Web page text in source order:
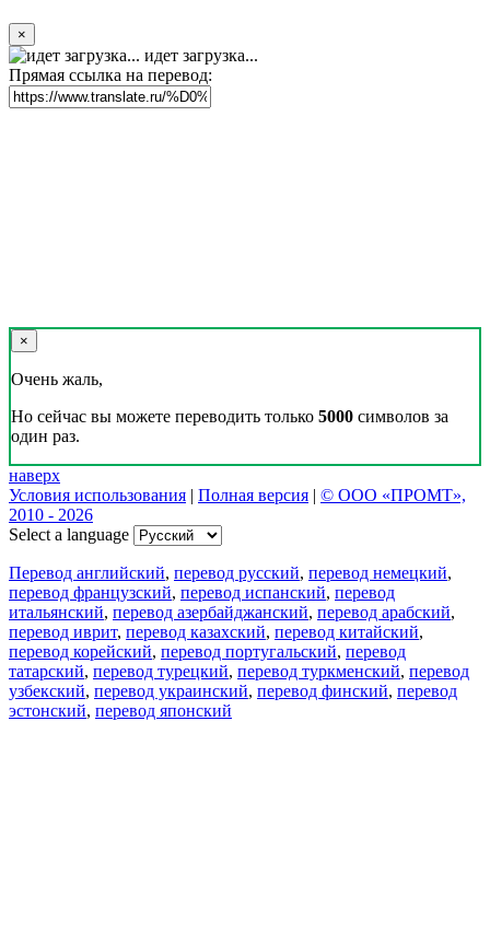
×
идет загрузка...
Прямая ссылка на перевод:
×
Очень жаль,
Но сейчас вы можете переводить только 5000 символов за
один раз.
наверх
Условия использования | Полная версия | © ООО «ПРОМТ»,
2010 - 2026
Select a language
Перевод английский, перевод русский, перевод немецкий,
перевод французский, перевод испанский, перевод
итальянский, перевод азербайджанский, перевод арабский,
перевод иврит, перевод казахский, перевод китайский,
перевод корейский, перевод португальский, перевод
татарский, перевод турецкий, перевод туркменский, перевод
узбекский, перевод украинский, перевод финский, перевод
эстонский, перевод японский